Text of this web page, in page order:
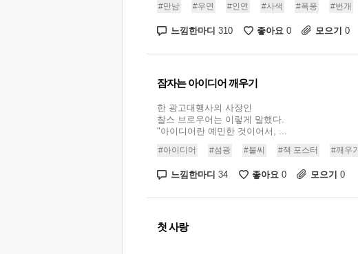
#만남 #우연 #인연 #사색 #폭풍 #번개
느낌한마디 310 좋아요 0 모으기 0
잠자는 아이디어 깨우기
한 광고대행사의 사장인
찰스 브로우어는 이렇게 말했다.
"아이디어란 예민한 것이어서, ...
#아이디어 #섬광 #불씨 #잭 포스터 #깨우기
느낌한마디 34 좋아요 0 모으기 0
첫 사랑